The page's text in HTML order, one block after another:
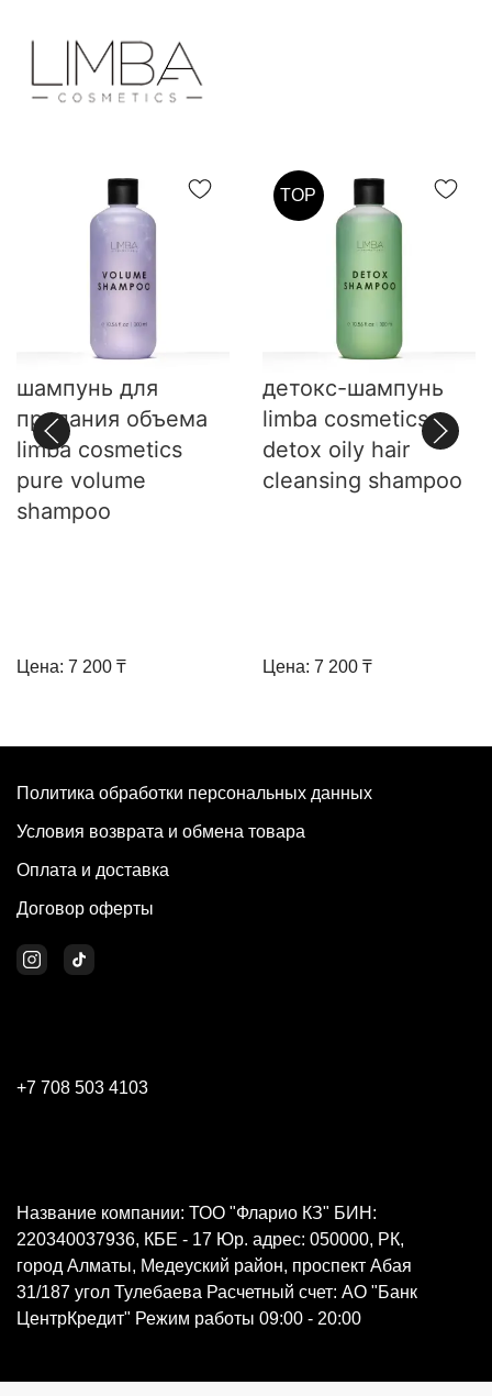
шампунь для
придания объема
limba cosmetics
pure volume
shampoo
Цена: 7 200 ₸
TOP
детокс-шампунь
limba cosmetics
detox oily hair
cleansing shampoo
Цена: 7 200 ₸
Политика обработки персональных данных
Условия возврата и обмена товара
Оплата и доставка
Договор оферты
+7 708 503 4103
Название компании: ТОО "Фларио КЗ" БИН:
220340037936, КБЕ - 17 Юр. адрес: 050000, РК,
город Алматы, Медеуский район, проспект Абая
31/187 угол Тулебаева Расчетный счет: АО "Банк
ЦентрКредит" Режим работы 09:00 - 20:00